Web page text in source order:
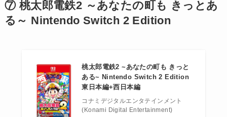
⑦ 桃太郎電鉄2 ～あなたの町も きっとあ
る～ Nintendo Switch 2 Edition
桃太郎電鉄2 ~あなたの町も きっと
ある~ Nintendo Switch 2 Edition
東日本編+西日本編
コナミデジタルエンタテインメント
(Konami Digital Entertainment)